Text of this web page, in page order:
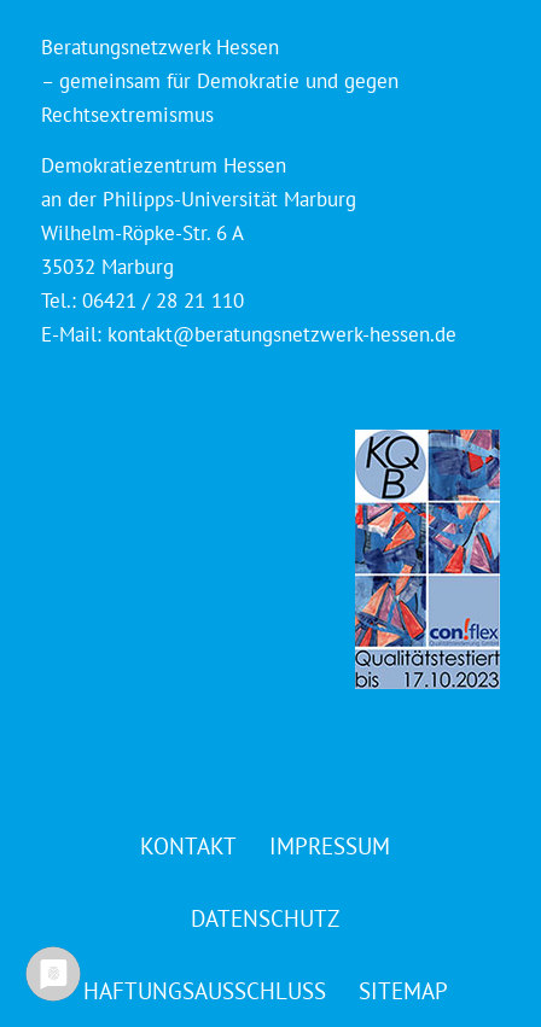
Beratungsnetzwerk Hessen
– gemeinsam für Demokratie und gegen
Rechtsextremismus
Demokratiezentrum Hessen
an der Philipps-Universität Marburg
Wilhelm-Röpke-Str. 6 A
35032 Marburg
Tel.: 06421 / 28 21 110
E-Mail: kontakt@beratungsnetzwerk-hessen.de
KONTAKT IMPRESSUM
DATENSCHUTZ
HAFTUNGSAUSSCHLUSS SITEMAP